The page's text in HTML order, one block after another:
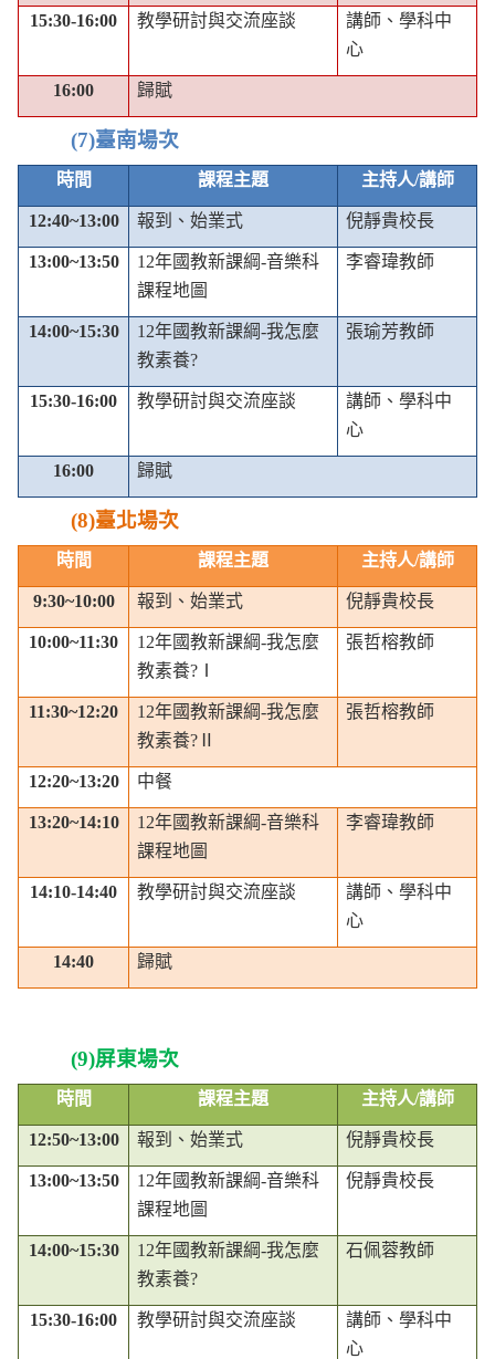
15:30-16:00 教學研討與交流座談
講師、學科中
心
16:00 歸賦
(7)臺南場次
時間 課程主題 主持人/講師
12:40~13:00 報到、始業式 倪靜貴校長
13:00~13:50 12年國教新課綱-音樂科
課程地圖
李睿瑋教師
14:00~15:30 12年國教新課綱-我怎麼
教素養?
張瑜芳教師
15:30-16:00 教學研討與交流座談
講師、學科中
心
16:00 歸賦
(8)臺北場次
時間 課程主題 主持人/講師
9:30~10:00 報到、始業式 倪靜貴校長
10:00~11:30 12年國教新課綱-我怎麼
教素養?
張哲榕教師
11:30~12:20 12年國教新課綱-我怎麼
教素養?
張哲榕教師
12:20~13:20 中餐
13:20~14:10 12年國教新課綱-音樂科
課程地圖
李睿瑋教師
14:10-14:40 教學研討與交流座談
講師、學科中
心
14:40 歸賦
(9)屏東場次
時間 課程主題 主持人/講師
12:50~13:00 報到、始業式 倪靜貴校長
13:00~13:50 12年國教新課綱-音樂科
課程地圖
倪靜貴校長
14:00~15:30 12年國教新課綱-我怎麼
教素養?
石佩蓉教師
15:30-16:00 教學研討與交流座談
講師、學科中
心